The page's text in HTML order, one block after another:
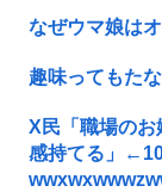
なぜウマ娘は
趣味ってもた
X民「職場のお
感持てる」